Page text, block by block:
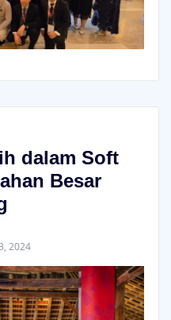
dalam Soft
Besar
2024